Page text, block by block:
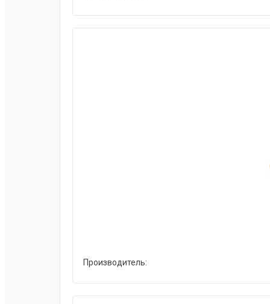
Производитель: